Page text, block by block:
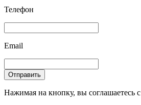
Телефон
Email
Отправить
Нажимая на кнопку, вы соглашаетесь с